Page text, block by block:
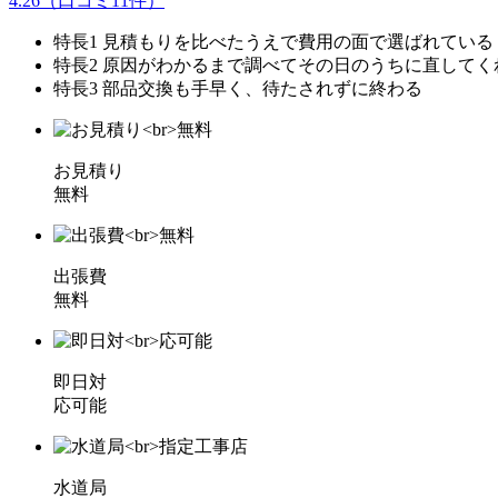
特長1 見積もりを比べたうえで費用の面で選ばれている
特長2 原因がわかるまで調べてその日のうちに直してく
特長3 部品交換も手早く、待たされずに終わる
お見積り
無料
出張費
無料
即日対
応可能
水道局